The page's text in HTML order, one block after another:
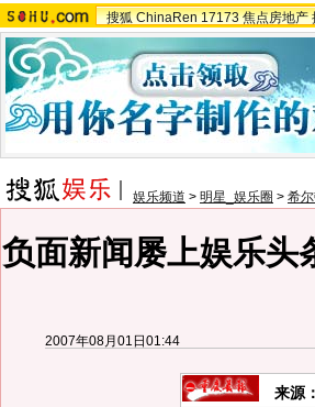
搜狐 ChinaRen 17173 焦点房地产
娱乐频道 > 明星_娱乐圈 > 希
负面新闻屡上娱乐头
2007年08月01日01:44
来源